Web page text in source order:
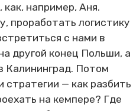
например, Аня.
проработать логистику
с нами в
другой конец Польши, а
Калининград. Потом
стратегии — как разбить
на кемпере? Где